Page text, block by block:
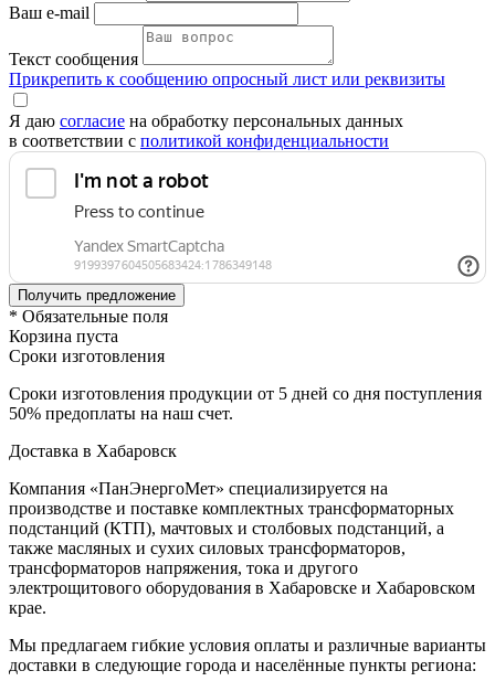
Ваш e-mail
Текст сообщения
Прикрепить к сообщению опросный лист или реквизиты
Я даю согласие на обработку персональных данных
в соответствии с политикой конфиденциальности
* Обязательные поля
Корзина пуста
Сроки изготовления
Сроки изготовления продукции от 5 дней со дня поступления
50% предоплаты на наш счет.
Доставка в Хабаровск
Компания «ПанЭнергоМет» специализируется на
производстве и поставке комплектных трансформаторных
подстанций (КТП), мачтовых и столбовых подстанций, а
также масляных и сухих силовых трансформаторов,
трансформаторов напряжения, тока и другого
электрощитового оборудования в Хабаровске и Хабаровском
крае.
Мы предлагаем гибкие условия оплаты и различные варианты
доставки в следующие города и населённые пункты региона: